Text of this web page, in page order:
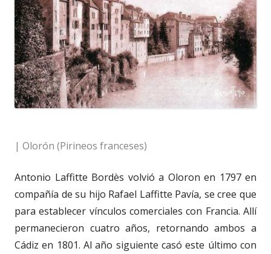
| Olorón (Pirineos franceses)
Antonio Laffitte Bordès volvió a Oloron en 1797 en
compañía de su hijo Rafael Laffitte Pavía, se cree que
para establecer vínculos comerciales con Francia. Allí
permanecieron cuatro años, retornando ambos a
Cádiz en 1801. Al año siguiente casó este último con